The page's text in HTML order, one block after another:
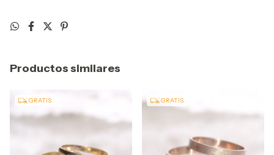
Productos similares
GRATIS GRATIS